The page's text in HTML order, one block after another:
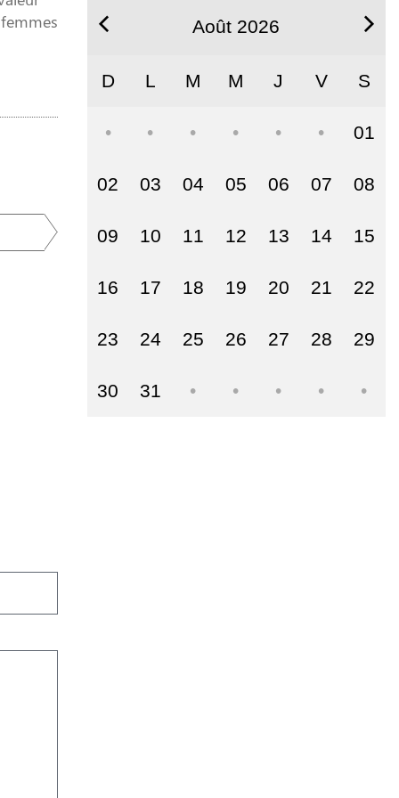
Août 2026
D L M M J V S
01
02 03 04 05 06 07 08
09 10 11 12 13 14 15
16 17 18 19 20 21 22
23 24 25 26 27 28 29
30 31